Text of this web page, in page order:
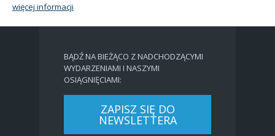
więcej informacji
BĄDŹ NA BIEŻĄCO Z NADCHODZĄCYMI
WYDARZENIAMI I NASZYMI
OSIĄGNIĘCIAMI:
ZAPISZ SIĘ DO
NEWSLETTERA